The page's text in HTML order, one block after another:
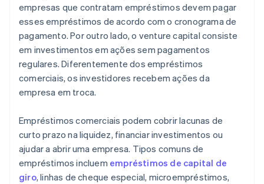
empresas que contratam empréstimos devem pagar
esses empréstimos de acordo com o cronograma de
pagamento. Por outro lado, o venture capital consiste
em investimentos em ações sem pagamentos
regulares. Diferentemente dos empréstimos
comerciais, os investidores recebem ações da
empresa em troca.
Empréstimos comerciais podem cobrir lacunas de
curto prazo na liquidez, financiar investimentos ou
ajudar a abrir uma empresa. Tipos comuns de
empréstimos incluem empréstimos de capital de
giro, linhas de cheque especial, microempréstimos,